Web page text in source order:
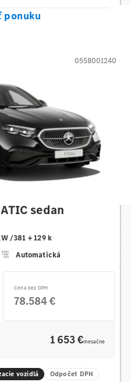
ponuku
sedan
/381 + 129 k
Automatická
0558001240
Cena bez DPH
78.584 €
1 653 €mesačne
vozidlá Odpočet DPH